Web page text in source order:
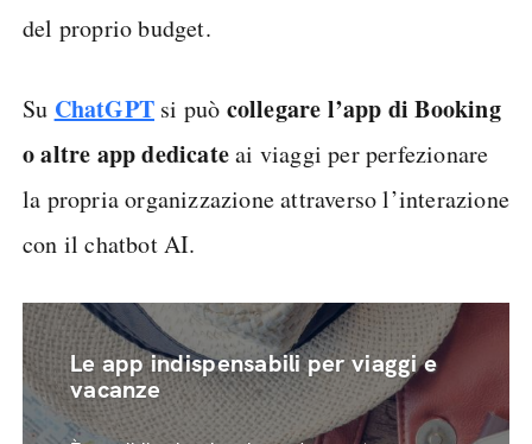
del proprio budget.
Su ChatGPT si può collegare l’app di Booking
o altre app dedicateai viaggi per perfezionare
la propria organizzazione attraverso l’interazione
con il chatbot AI.
Le app indispensabili per viaggi e
vacanze